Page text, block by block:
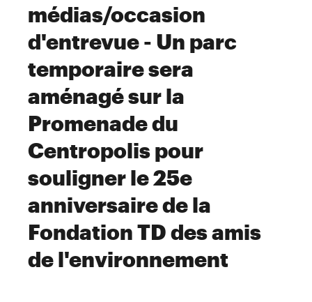
médias/occasion
d'entrevue - Un parc
temporaire sera
aménagé sur la
Promenade du
Centropolis pour
souligner le 25e
anniversaire de la
Fondation TD des amis
de l'environnement